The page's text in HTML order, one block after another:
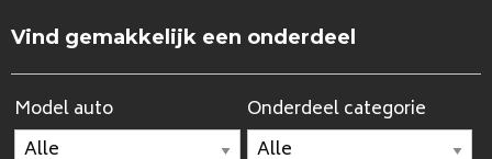
Vind gemakkelijk een onderdeel
Model auto Onderdeel categorie